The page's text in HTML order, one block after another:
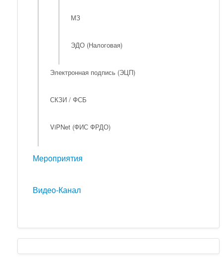
МЗ
ЭДО (Налоговая)
Электронная подпись (ЭЦП)
СКЗИ / ФСБ
ViPNet (ФИС ФРДО)
Мероприятия
Видео-Канал